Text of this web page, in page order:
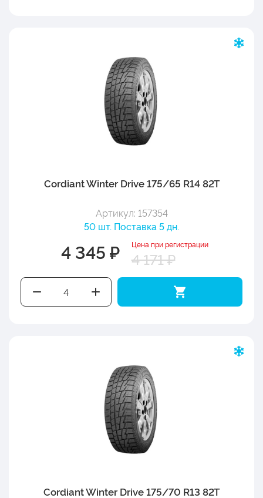
Cordiant Winter Drive 175/65 R14 82T
Артикул: 157354
50 шт. Поставка 5 дн.
4 345 ₽ Цена при регистрации
4 171 ₽
Cordiant Winter Drive 175/70 R13 82T